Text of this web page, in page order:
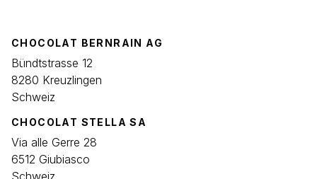
CHOCOLAT BERNRAIN AG
Bündtstrasse 12
8280 Kreuzlingen
Schweiz
CHOCOLAT STELLA SA
Via alle Gerre 28
6512 Giubiasco